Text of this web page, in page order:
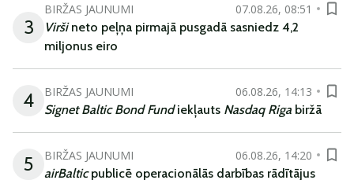
3
BIRŽAS JAUNUMI
07.08.26, 08:51
Viršineto peļņa pirmajā pusgadā sasniedz 4,2
miljonus eiro
4 BIRŽAS JAUNUMI
06.08.26, 14:13
Signet Baltic Bond Fundiekļauts Nasdaq Riga biržā
5 BIRŽAS JAUNUMI
06.08.26, 14:20
airBalticpublicē operacionālās darbības rādītājus